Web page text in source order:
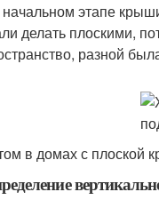
этапе
делать плоскими,
разной
в домах с плоской